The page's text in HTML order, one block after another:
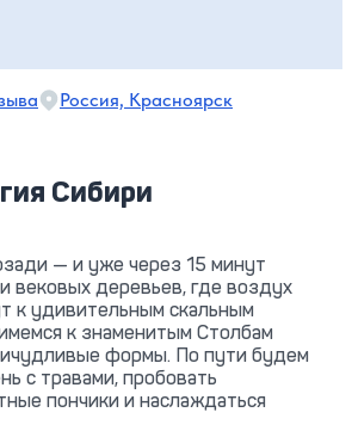
Сибири
звезд:5
Россия, Красноярск
— и уже через 15 минут
вековых деревьев, где воздух
к удивительным скальным
к знаменитым Столбам
формы. По пути будем
с травами, пробовать
пончики и наслаждаться